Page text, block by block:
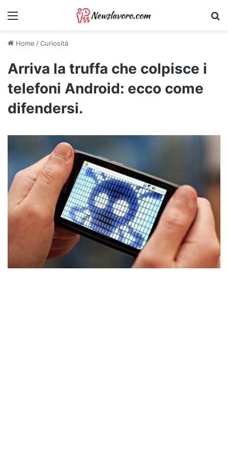
Menu
Home /Curiosità
Arriva la truffa che colpisce i
telefoni Android: ecco come
difendersi.